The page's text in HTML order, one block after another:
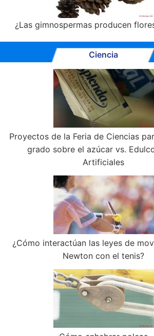
¿Las gimnospermas producen
Ciencia
Proyectos de la Feria de Ciencias
grado sobre el azúcar vs.
Artificiales
¿Cómo interactúan las leyes de
Newton con el tenis?